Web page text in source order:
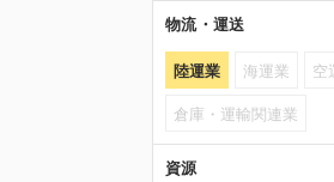
物流・運送
陸運業 海運業
空
倉庫・運輸関連業
資源